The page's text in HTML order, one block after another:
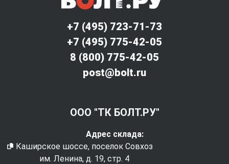
+7 (495) 723-71-73
+7 (495) 775-42-05
8 (800) 775-42-05
post@bolt.ru
ООО "ТК БОЛТ.РУ"
Адрес склада:
Каширское шоссе, поселок Совхоз
им. Ленина, д. 19, стр. 4